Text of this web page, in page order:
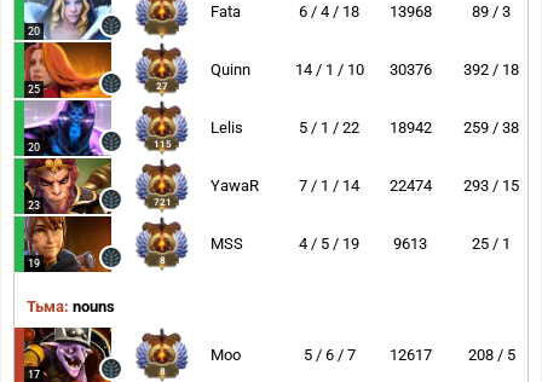
20
Fata 6 / 4 / 18 13968 89 / 3
25 27
Quinn 14 / 1 / 10 30376 392 / 18
20 115
Lelis 5 / 1 / 22 18942 259 / 38
23 721
YawaR 7 / 1 / 14 22474 293 / 15
19 8
MSS 4 / 5 / 19 9613 25 / 1
Тьма: nouns
17 8
Moo 5 / 6 / 7 12617 208 / 5